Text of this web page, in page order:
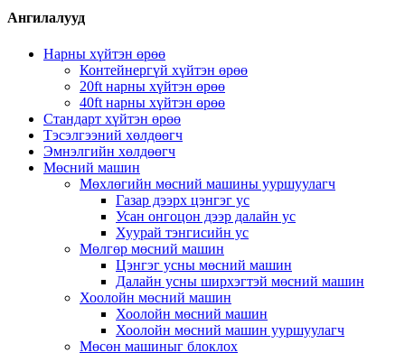
Ангилалууд
Нарны хүйтэн өрөө
Контейнергүй хүйтэн өрөө
20ft нарны хүйтэн өрөө
40ft нарны хүйтэн өрөө
Стандарт хүйтэн өрөө
Тэсэлгээний хөлдөөгч
Эмнэлгийн хөлдөөгч
Мөсний машин
Мөхлөгийн мөсний машины ууршуулагч
Газар дээрх цэнгэг ус
Усан онгоцон дээр далайн ус
Хуурай тэнгисийн ус
Мөлгөр мөсний машин
Цэнгэг усны мөсний машин
Далайн усны ширхэгтэй мөсний машин
Хоолойн мөсний машин
Хоолойн мөсний машин
Хоолойн мөсний машин ууршуулагч
Мөсөн машиныг блоклох